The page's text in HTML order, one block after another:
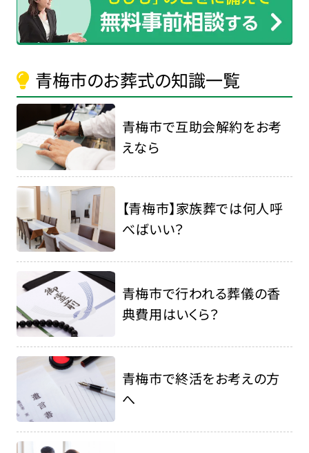
青梅市のお葬式の知識一覧
青梅市で互助会解約をお考
えなら
【青梅市】家族葬では何人呼
べばいい？
青梅市で行われる葬儀の香
典費用はいくら？
青梅市で終活をお考えの方
へ